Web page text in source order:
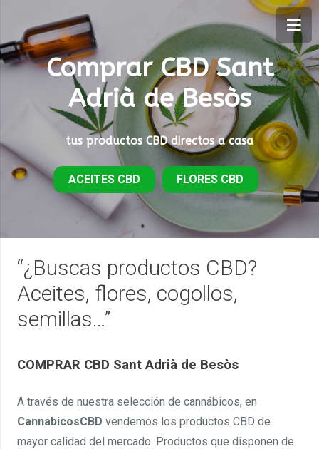
Comprar CBD Sant
Adrià de Besòs
tus productos CBD directos a casa
ACEITES CBD FLORES CBD
“¿Buscas productos CBD?
Aceites, flores, cogollos,
semillas…”
COMPRAR CBD Sant Adrià de Besòs
A través de nuestra selección de cannábicos, en
CannabicosCBD vendemos los productos CBD de
mayor calidad del mercado. Productos que disponen de